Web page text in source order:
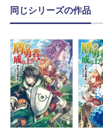
同じシリーズの作品